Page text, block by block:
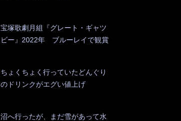
宝塚歌劇月組『グレート・ギャツ
ビー』2022年 ブルーレイで観賞
ちょくちょく行っていたどんぐり
のドリンクがエグい値上げ
沼へ行ったが、まだ雪があって水